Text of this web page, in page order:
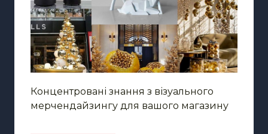
Концентровані знання з візуального
мерчендайзингу для вашого магазину